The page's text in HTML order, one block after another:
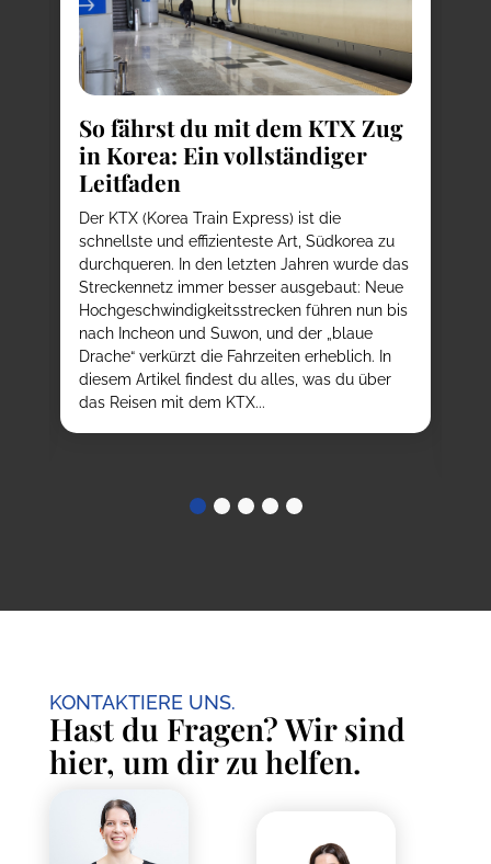
So fährst du mit dem KTX Zug
in Korea: Ein vollständiger
Leitfaden
Der KTX (Korea Train Express) ist die
schnellste und effizienteste Art, Südkorea zu
durchqueren. In den letzten Jahren wurde das
Streckennetz immer besser ausgebaut: Neue
Hochgeschwindigkeitsstrecken führen nun bis
nach Incheon und Suwon, und der „blaue
Drache“ verkürzt die Fahrzeiten erheblich. In
diesem Artikel findest du alles, was du über
das Reisen mit dem KTX...
KONTAKTIERE UNS.
Hast du Fragen? Wir sind
hier, um dir zu helfen.